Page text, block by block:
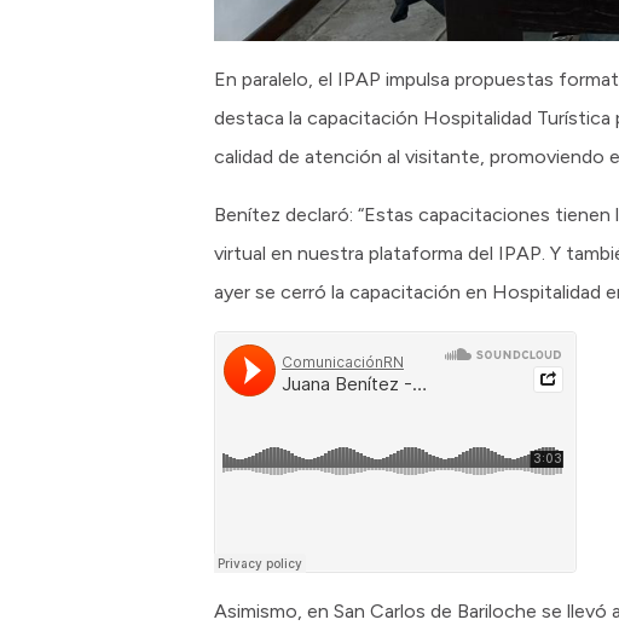
En paralelo, el IPAP impulsa propuestas
destaca la capacitación Hospitalidad Turística
calidad de atención al visitante, promoviendo
Benítez declaró: “Estas capacitaciones
virtual en nuestra plataforma del IPAP. Y
ayer se cerró la capacitación en Hospitalidad
Asimismo, en San Carlos de Bariloche se